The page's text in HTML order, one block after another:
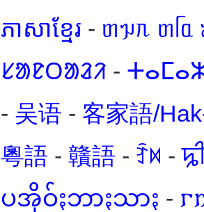
ភាសាខ្មែរ - ᥖᥭᥰ ᥖᥬᥲ
ᱥᱟᱱᱛᱟᱲᱤ -
- 吴语 - 客家語/
粵語 - 贛語 - ꆇꉙ -
ပအိုဝ်ႏဘာႏသာႏ -